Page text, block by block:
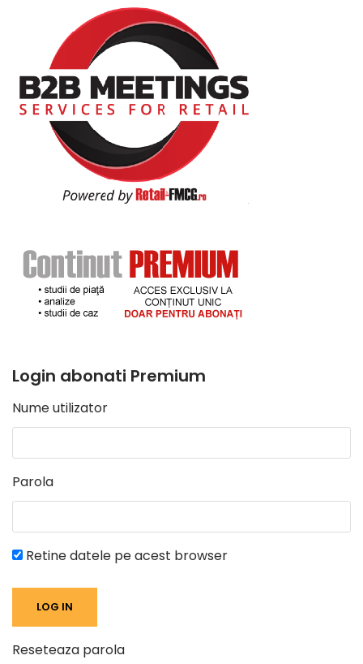
Login abonati Premium
Nume utilizator
Parola
Retine datele pe acest browser
Reseteaza parola